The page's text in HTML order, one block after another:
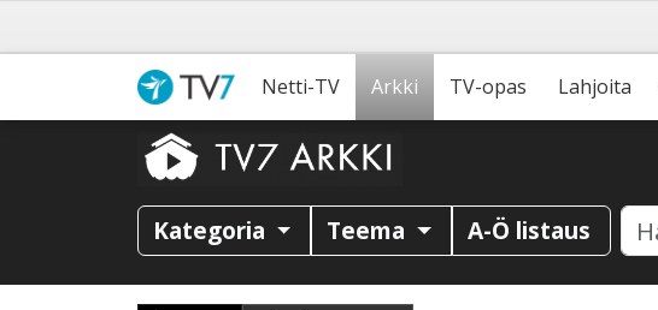
Netti-TV Arkki TV-opas Lahjoita
Kategoria Teema A-Ö listaus